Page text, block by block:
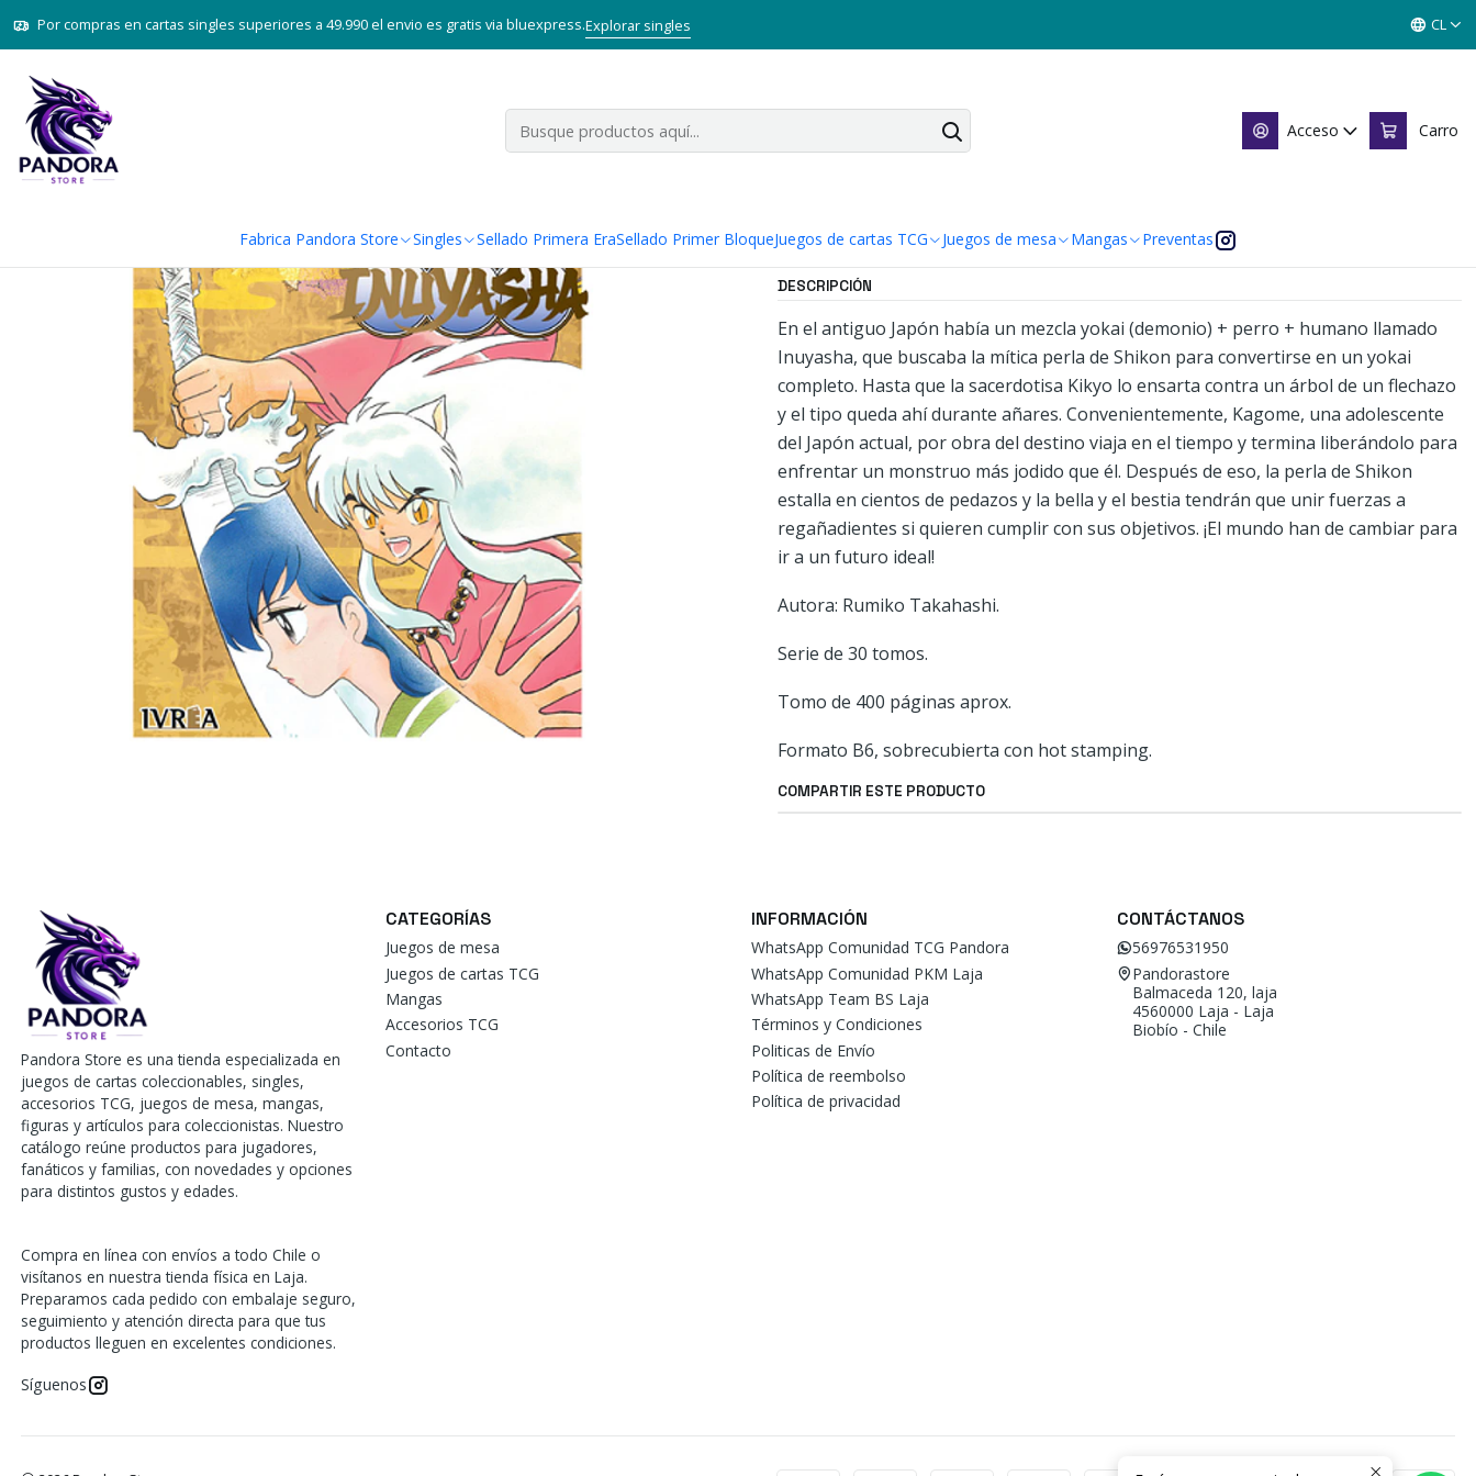
Acceso Carro
Fabrica Pandora Store Singles Sellado Primera EraSellado Primer BloqueJuegos de cartas TCG Juegos de mesa Mangas Preventas
Por compras en cartas singles superiores a 49.990 el envio es gratis via bluexpress.Explorar singles CL
Inicio Mangas Bunkoban Doble
INUYASHA 02
Mostrar stock de ubicaciones
DESCRIPCIÓN
En el antiguo Japón había un mezcla yokai (demonio) + perro + humano llamado
Inuyasha, que buscaba la mítica perla de Shikon para convertirse en un yokai
completo. Hasta que la sacerdotisa Kikyo lo ensarta contra un árbol de un flechazo
y el tipo queda ahí durante añares. Convenientemente, Kagome, una adolescente
del Japón actual, por obra del destino viaja en el tiempo y termina liberándolo para
enfrentar un monstruo más jodido que él. Después de eso, la perla de Shikon
estalla en cientos de pedazos y la bella y el bestia tendrán que unir fuerzas a
regañadientes si quieren cumplir con sus objetivos. ¡El mundo han de cambiar para
ir a un futuro ideal!
Autora: Rumiko Takahashi.
Serie de 30 tomos.
Tomo de 400 páginas aprox.
Formato B6, sobrecubierta con hot stamping.
COMPARTIR ESTE PRODUCTO
Pandora Store es una tienda especializada en
juegos de cartas coleccionables, singles,
accesorios TCG, juegos de mesa, mangas,
figuras y artículos para coleccionistas. Nuestro
catálogo reúne productos para jugadores,
fanáticos y familias, con novedades y opciones
para distintos gustos y edades.
Compra en línea con envíos a todo Chile o
visítanos en nuestra tienda física en Laja.
Preparamos cada pedido con embalaje seguro,
seguimiento y atención directa para que tus
productos lleguen en excelentes condiciones.
Síguenos
CATEGORÍAS
Juegos de mesa
Juegos de cartas TCG
Mangas
Accesorios TCG
Contacto
INFORMACIÓN
WhatsApp Comunidad TCG Pandora
WhatsApp Comunidad PKM Laja
WhatsApp Team BS Laja
Términos y Condiciones
Politicas de Envío
Política de reembolso
Política de privacidad
CONTÁCTANOS
56976531950
Pandorastore
Balmaceda 120, laja
4560000 Laja - Laja
Biobío - Chile